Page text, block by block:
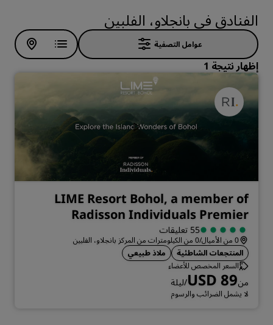
الفنادق في بانجلاو، الفلبين
عوامل التصفية
إظهار نتيجة 1
LIME Resort Bohol, a member of
Radisson Individuals Premier
55 تعليقات
0 من الأميال/0 من الكيلومترات من المركز بانجلاو، الفلبين
المنتجعات الشاطئية
ملاذ طبيعي
السعر المخصص للأعضاء
منUSD 89/ليلة
لا يشمل الضرائب والرسوم